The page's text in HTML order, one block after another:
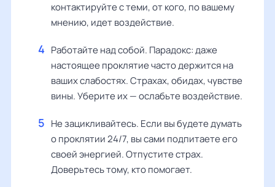
контактируйте с теми, от кого, по вашему
мнению, идет воздействие.
Работайте над собой. Парадокс: даже
настоящее проклятие часто держится на
ваших слабостях. Страхах, обидах, чувстве
вины. Уберите их — ослабьте воздействие.
Не зацикливайтесь. Если вы будете думать
о проклятии 24/7, вы сами подпитаете его
своей энергией. Отпустите страх.
Доверьтесь тому, кто помогает.